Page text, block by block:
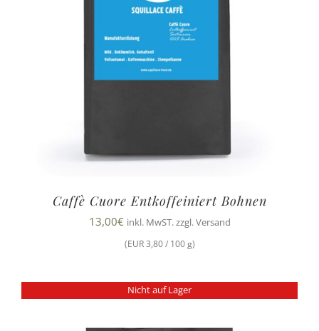
Caffè Cuore Entkoffeiniert Bohnen
13,00€ inkl. MwST. zzgl. Versand
(EUR 3,80 / 100 g)
Nicht auf Lager